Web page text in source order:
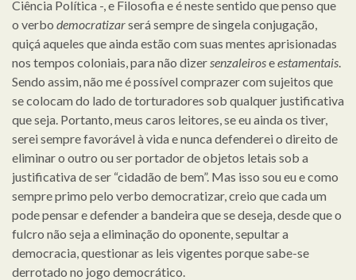
Ciência Política -, e Filosofia e é neste sentido que penso que
o verbo democratizarserá sempre de singela conjugação,
quiçá aqueles que ainda estão com suas mentes aprisionadas
nos tempos coloniais, para não dizer senzaleiroseestamentais
Sendo assim, não me é possível comprazer com sujeitos que
se colocam do lado de torturadores sob qualquer justificativa
que seja. Portanto, meus caros leitores, se eu ainda os tiver,
serei sempre favorável à vida e nunca defenderei o direito de
eliminar o outro ou ser portador de objetos letais sob a
justificativa de ser “cidadão de bem”. Mas isso sou eu e como
sempre primo pelo verbo democratizar, creio que cada um
pode pensar e defender a bandeira que se deseja, desde que o
fulcro não seja a eliminação do oponente, sepultar a
democracia, questionar as leis vigentes porque sabe-se
derrotado no jogo democrático.